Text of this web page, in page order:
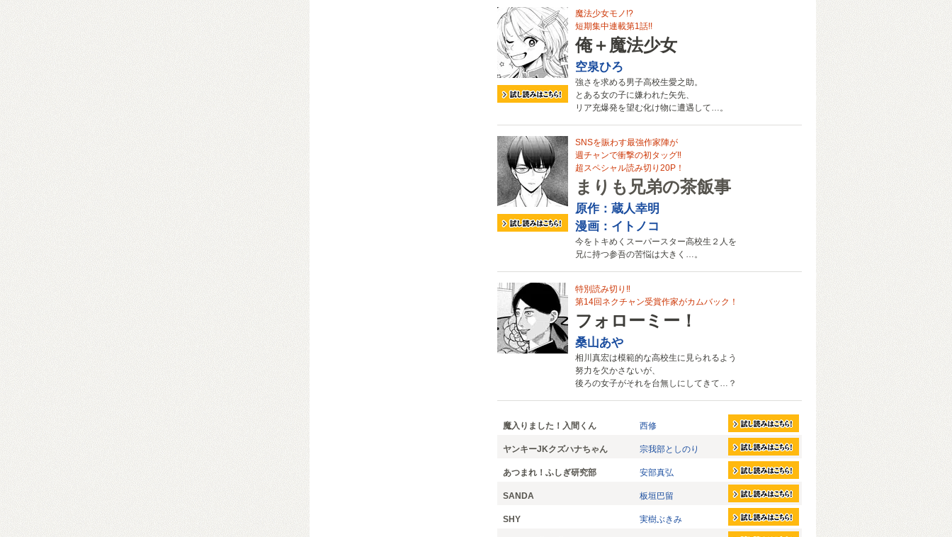
魔法少女モノ!?
短期集中連載第1話!!
俺＋魔法少女
空泉ひろ
強さを求める男子高校生愛之助。
とある女の子に嫌われた矢先、
リア充爆発を望む化け物に遭遇して…。
SNSを賑わす最強作家陣が
週チャンで衝撃の初タッグ‼
超スペシャル読み切り20P！
まりも兄弟の茶飯事
原作：蔵人幸明
漫画：イトノコ
今をトキめくスーパースター高校生２人を
兄に持つ参吾の苦悩は大きく…。
特別読み切り‼
第14回ネクチャン受賞作家がカムバック！
フォローミー！
桑山あや
相川真宏は模範的な高校生に見られるよう
努力を欠かさないが、
後ろの女子がそれを台無しにしてきて…？
魔入りました！入間くん 西修
ヤンキーJKクズハナちゃん 宗我部としのり
あつまれ！ふしぎ研究部 安部真弘
SANDA 板垣巴留
SHY 実樹ぶきみ